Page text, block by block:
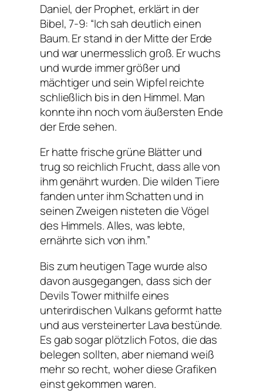
Daniel, der Prophet, erklärt in der
Bibel, 7-9: “Ich sah deutlich einen
Baum. Er stand in der Mitte der Erde
und war unermesslich groß. Er wuchs
und wurde immer größer und
mächtiger und sein Wipfel reichte
schließlich bis in den Himmel. Man
konnte ihn noch vom äußersten Ende
der Erde sehen.
Er hatte frische grüne Blätter und
trug so reichlich Frucht, dass alle von
ihm genährt wurden. Die wilden Tiere
fanden unter ihm Schatten und in
seinen Zweigen nisteten die Vögel
des Himmels. Alles, was lebte,
ernährte sich von ihm.”
Bis zum heutigen Tage wurde also
davon ausgegangen, dass sich der
Devils Tower mithilfe eines
unterirdischen Vulkans geformt hatte
und aus versteinerter Lava bestünde.
Es gab sogar plötzlich Fotos, die das
belegen sollten, aber niemand weiß
mehr so recht, woher diese Grafiken
einst gekommen waren.